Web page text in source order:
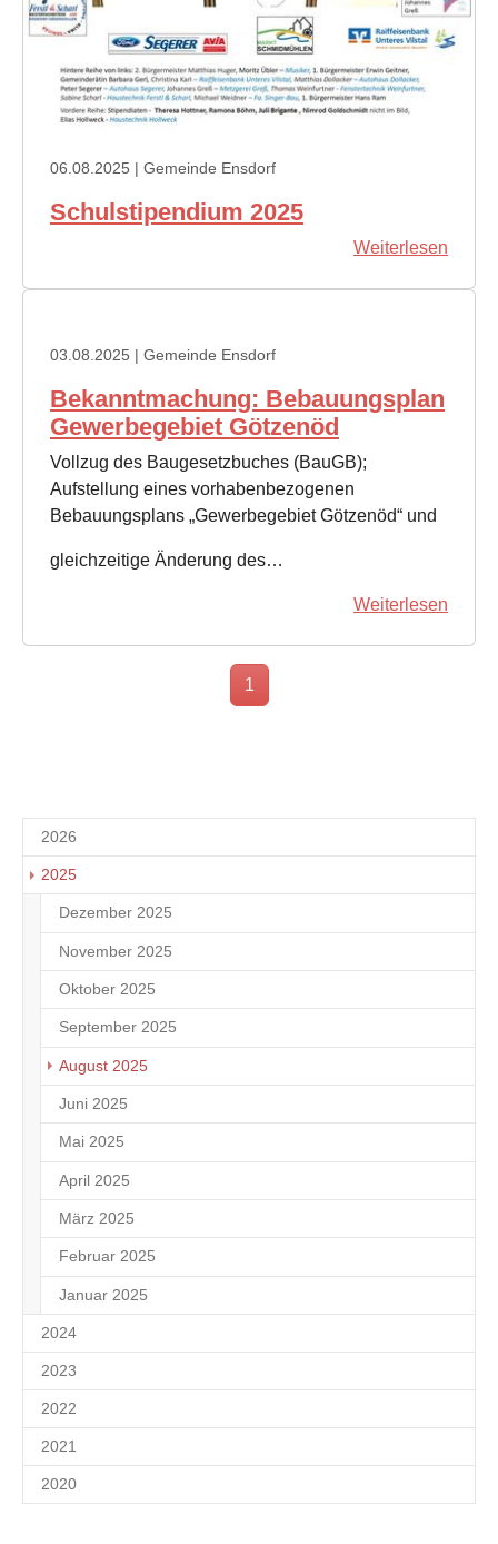
06.08.2025 | Gemeinde Ensdorf
Schulstipendium 2025
Weiterlesen
03.08.2025 | Gemeinde Ensdorf
Bekanntmachung: Bebauungsplan
Gewerbegebiet Götzenöd
Vollzug des Baugesetzbuches (BauGB);
Aufstellung eines vorhabenbezogenen
Bebauungsplans „Gewerbegebiet Götzenöd“ und
gleichzeitige Änderung des…
Weiterlesen
1
2026
2025
Dezember 2025
November 2025
Oktober 2025
September 2025
August 2025
Juni 2025
Mai 2025
April 2025
März 2025
Februar 2025
Januar 2025
2024
2023
2022
2021
2020